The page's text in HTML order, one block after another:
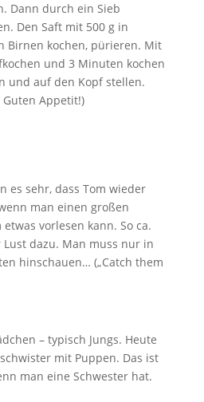
Dann durch ein Sieb
Den Saft mit 500 g in
Birnen kochen, pürieren. Mit
und 3 Minuten kochen
und auf den Kopf stellen.
Appetit!)
es sehr, dass Tom wieder
man einen großen
vorlesen kann. So ca.
dazu. Man muss nur in
hinschauen… („Catch them
– typisch Jungs. Heute
mit Puppen. Das ist
man eine Schwester hat.